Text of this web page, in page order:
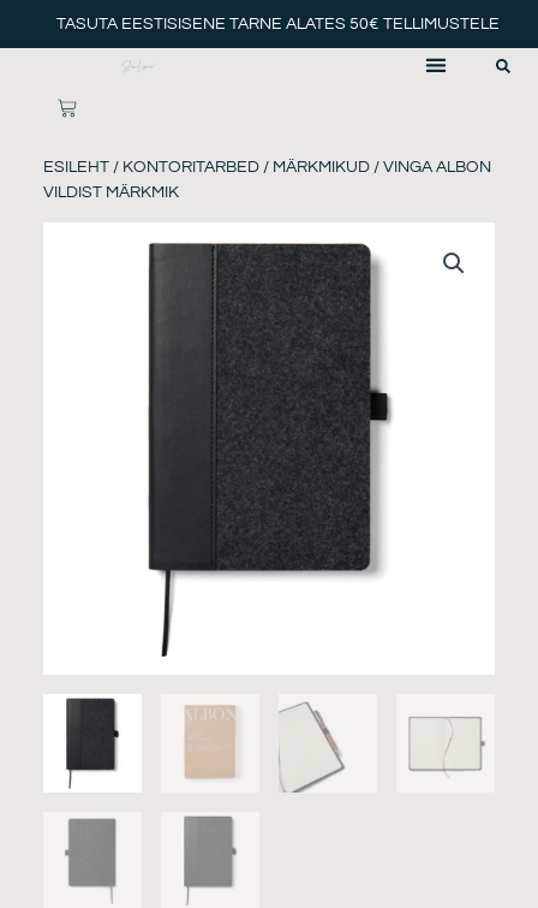
to
TASUTA EESTISISENE TARNE ALATES 50€ TELLIMUSTELE
CART
ESILEHT / KONTORITARBED / MÄRKMIKUD / VINGA ALBON
VILDIST MÄRKMIK